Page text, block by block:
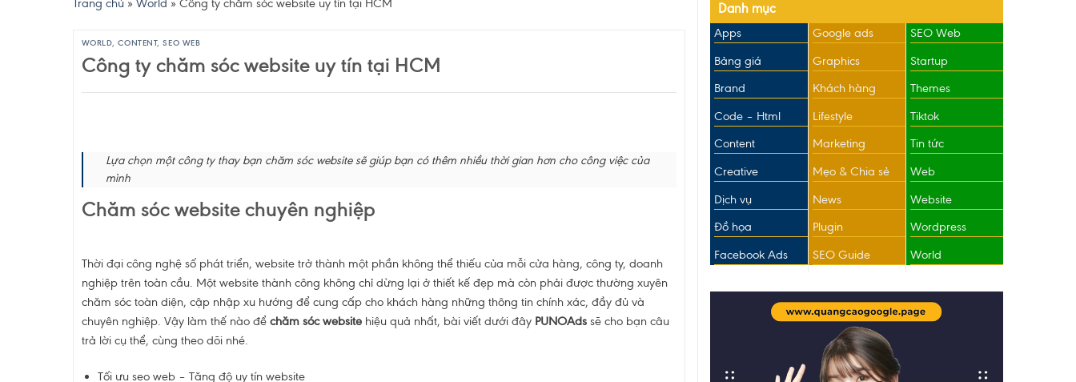
Trang chủ» World » Công ty chăm sóc website uy tín tại HCM
WORLD,CONTENT,SEO WEB
Công ty chăm sóc website uy tín tại HCM
Lựa chọn một công ty thay bạn chăm sóc website sẽ giúp bạn có thêm nhiều thời gian hơn cho công việc của
mình
Chăm sóc website chuyên nghiệp
Thời đại công nghệ số phát triển, website trở thành một phần không thể thiếu của mỗi cửa hàng, công ty, doanh
nghiệp trên toàn cầu. Một website thành công không chỉ dừng lại ở thiết kế đẹp mà còn phải được thường xuyên
chăm sóc toàn diện, cập nhập xu hướng để cung cấp cho khách hàng những thông tin chính xác, đầy đủ và
chuyên nghiệp. Vậy làm thế nào để chăm sóc websitehiệu quả nhất, bài viết dưới đây PUNOAdssẽ cho bạn câu
trả lời cụ thể, cùng theo dõi nhé.
Tối ưu seo web – Tăng độ uy tín website
Danh mục
Apps
Bảng giá
Brand
Code – Html
Content
Creative
Dịch vụ
Đồ họa
Facebook Ads
Google ads
Graphics
Khách hàng
Lifestyle
Marketing
Mẹo & Chia sẻ
News
Plugin
SEO Guide
SEO Web
Startup
Themes
Tiktok
Tin tức
Web
Website
Wordpress
World